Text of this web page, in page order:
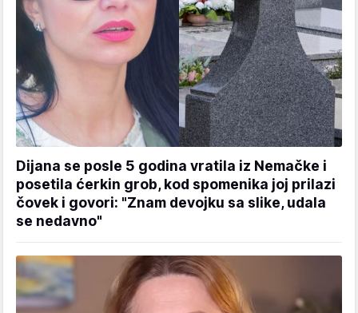
Dijana se posle 5 godina vratila iz Nemačke i
posetila ćerkin grob, kod spomenika joj prilazi
čovek i govori: "Znam devojku sa slike, udala
se nedavno"